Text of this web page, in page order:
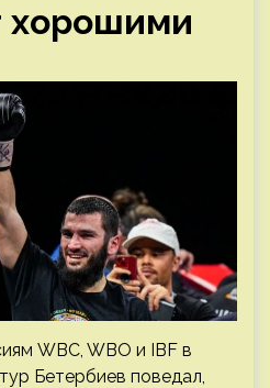
хорошими
WBC, WBO и IBF в
Бетербиев поведал,